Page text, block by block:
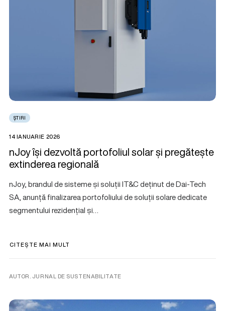
ȘTIRI
14 IANUARIE 2026
nJoy își dezvoltă portofoliul solar și pregătește
extinderea regională
nJoy, brandul de sisteme și soluții IT&C deținut de Dai-Tech
SA, anunță finalizarea portofoliului de soluții solare dedicate
segmentului rezidențial și…
CITEȘTE MAI MULT
AUTOR. JURNAL DE SUSTENABILITATE